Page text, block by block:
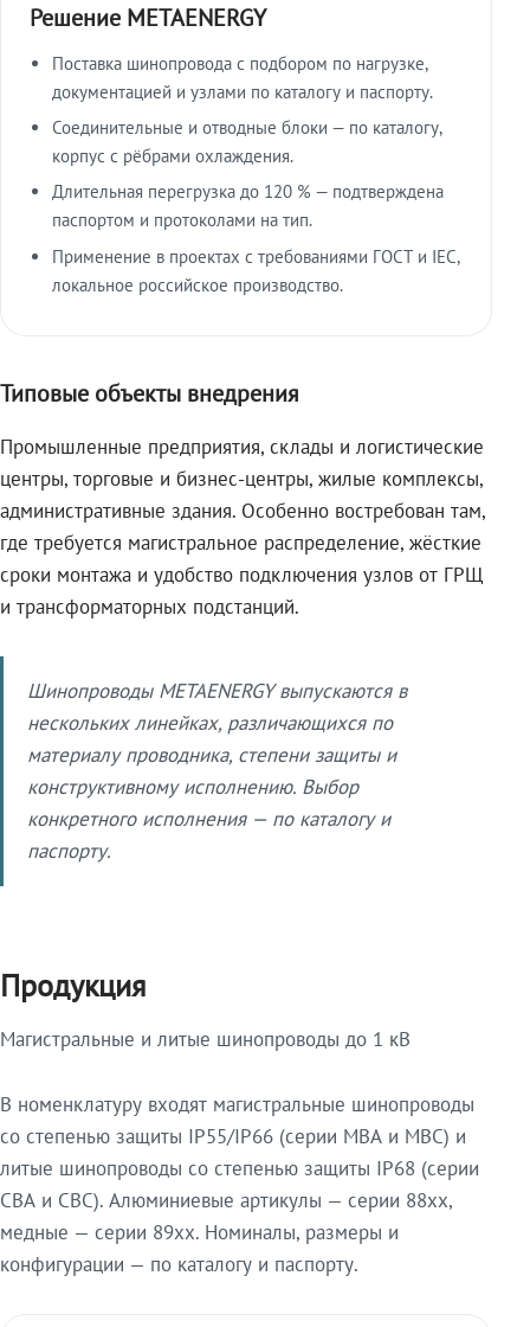
Решение METAENERGY
Поставка шинопровода с подбором по нагрузке,
документацией и узлами по каталогу и паспорту.
Соединительные и отводные блоки — по каталогу,
корпус с рёбрами охлаждения.
Длительная перегрузка до 120 % — подтверждена
паспортом и протоколами на тип.
Применение в проектах с требованиями ГОСТ и IEC,
локальное российское производство.
Типовые объекты внедрения
Промышленные предприятия, склады и логистические
центры, торговые и бизнес-центры, жилые комплексы,
административные здания. Особенно востребован там,
где требуется магистральное распределение, жёсткие
сроки монтажа и удобство подключения узлов от ГРЩ
и трансформаторных подстанций.
Шинопроводы METAENERGY выпускаются в
нескольких линейках, различающихся по
материалу проводника, степени защиты и
конструктивному исполнению. Выбор
конкретного исполнения — по каталогу и
паспорту.
Продукция
Магистральные и литые шинопроводы до 1 кВ
В номенклатуру входят магистральные шинопроводы
со степенью защиты IP55/IP66 (серии МВА и МВС) и
литые шинопроводы со степенью защиты IP68 (серии
СВА и СВС). Алюминиевые артикулы — серии 88xx,
медные — серии 89xx. Номиналы, размеры и
конфигурации — по каталогу и паспорту.